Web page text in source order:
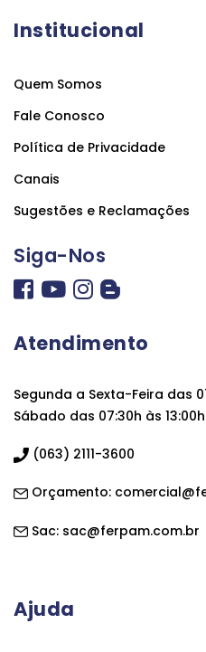
Institucional
Quem Somos
Fale Conosco
Política de Privacidade
Canais
Sugestões e Reclamações
Siga-Nos
Atendimento
Segunda a Sexta-Feira das
Sábado das 07:30h às 13:00h
(063) 2111-3600
Orçamento:
Sac: sac@ferpam.com.br
Ajuda